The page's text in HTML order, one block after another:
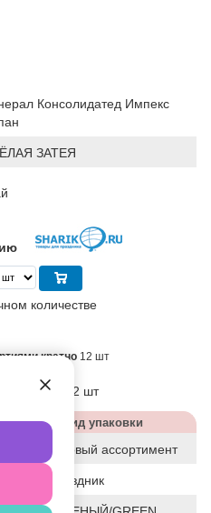
Консолидатед Импекс
ЗАТЕЯ
количестве
кратно 12 шт
Коробка: 72 шт
Вид упаковки
базовый ассортимент
Праздник